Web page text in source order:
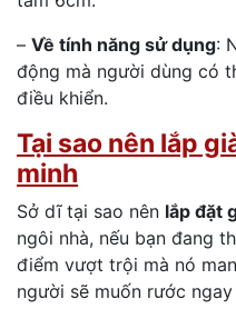
– Về tính năng sử dụng:
động mà người dùng có
điều khiển.
Tại sao nên lắp
minh
Sở dĩ tại sao nên lắp đặt
ngôi nhà, nếu bạn đang
điểm vượt trội mà nó
người sẽ muốn rước